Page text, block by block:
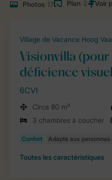
Photos 17 Plan 2
Village de Vacance Hoog
Visionvilla (pour
déficience
6CVI
Circa 80 m²
3 chambres à coucher
Toutes les caractéristiques